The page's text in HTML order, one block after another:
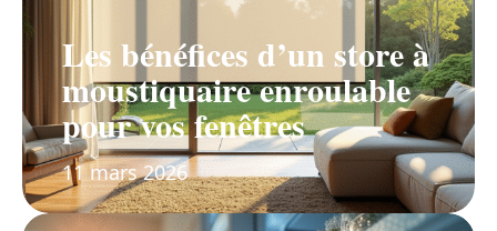
Les bénéfices d’un store à
moustiquaire enroulable
pour vos fenêtres
11 mars 2026